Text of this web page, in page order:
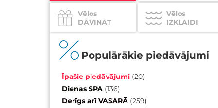
Vēlos
DĀVINĀT
Vēlos
IZKLAIDI
Populārākie piedāvājumi
Īpašie piedāvājumi (20)
Dienas SPA (136)
Derīgs arī VASARĀ (259)